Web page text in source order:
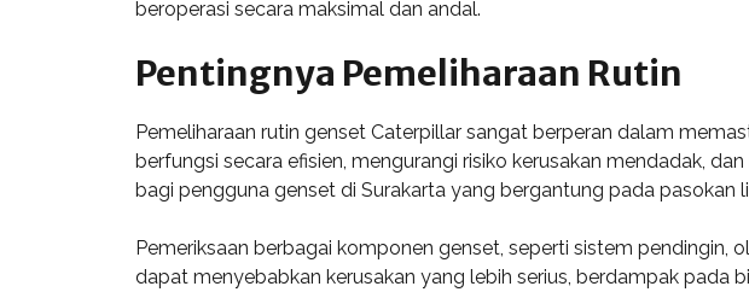
beroperasi secara maksimal dan andal.
Pentingnya Pemeliharaan Rutin
Pemeliharaan rutin genset Caterpillar sangat berperan dalam
berfungsi secara efisien, mengurangi risiko kerusakan mendadak,
bagi pengguna genset di Surakarta yang bergantung pada pasokan
Pemeriksaan berbagai komponen genset, seperti sistem pendingin,
dapat menyebabkan kerusakan yang lebih serius, berdampak pada